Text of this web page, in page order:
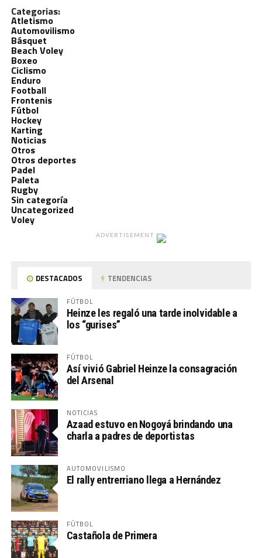
Categorias:
Atletismo
Automovilismo
Básquet
Beach Voley
Boxeo
Ciclismo
Enduro
Football
Frontenis
Fútbol
Hockey
Karting
Noticias
Otros
Otros deportes
Padel
Paleta
Rugby
Sin categoría
Uncategorized
Voley
ADVERTISEMENT
DESTACADOS TENDENCIAS
FÚTBOL
Heinze les regaló una tarde inolvidable a
los “gurises”
FÚTBOL
Así vivió Gabriel Heinze la consagración
del Arsenal
NOTICIAS
Azaad estuvo en Nogoyá brindando una
charla a padres de deportistas
AUTOMOVILISMO
El rally entrerriano llega a Hernández
FÚTBOL
Castañola de Primera